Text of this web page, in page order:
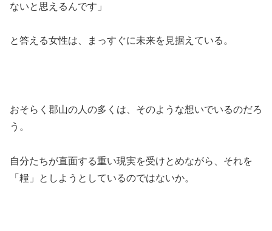
ないと思えるんです」
と答える女性は、まっすぐに未来を見据えている。
おそらく郡山の人の多くは、そのような想いでいるのだろ
う。
自分たちが直面する重い現実を受けとめながら、それを
「糧」としようとしているのではないか。